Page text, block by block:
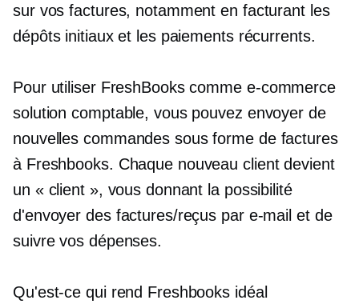
sur vos factures, notamment en facturant les
dépôts initiaux et les paiements récurrents.
Pour utiliser FreshBooks comme e-commerce
solution comptable, vous pouvez envoyer de
nouvelles commandes sous forme de factures
à Freshbooks. Chaque nouveau client devient
un « client », vous donnant la possibilité
d'envoyer des factures/reçus par e-mail et de
suivre vos dépenses.
Qu'est-ce qui rend Freshbooks idéal